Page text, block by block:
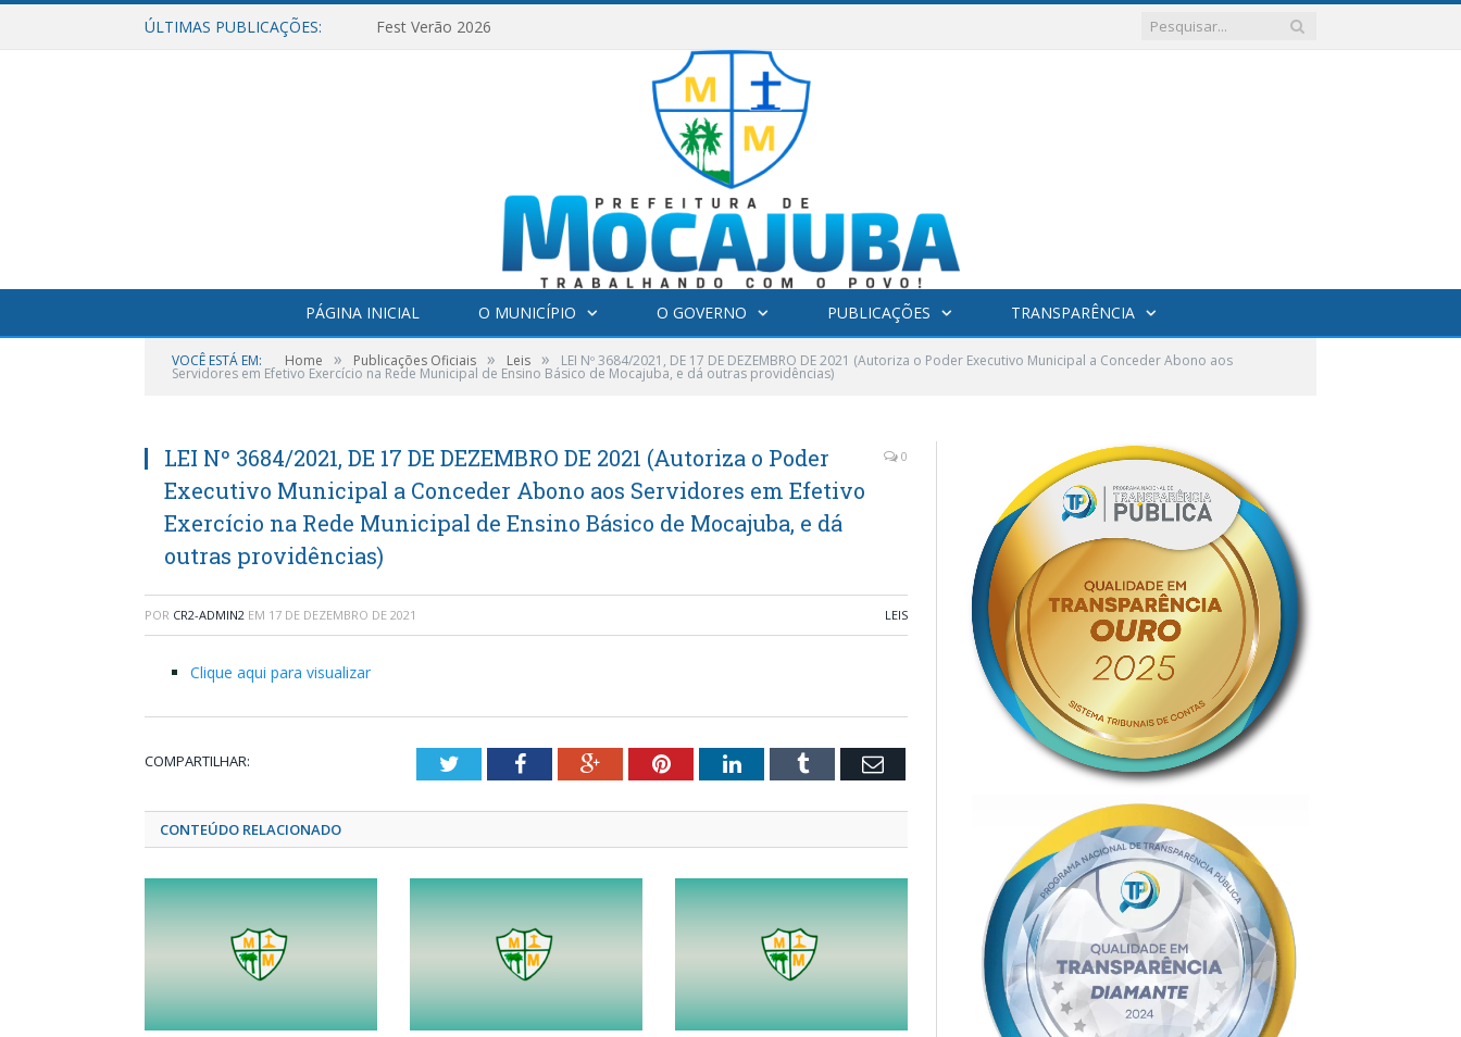
ÚLTIMAS PUBLICAÇÕES: Fest Verão 2026
PÁGINA INICIAL O MUNICÍPIO O GOVERNO PUBLICAÇÕES TRANSPARÊNCIA
VOCÊ ESTÁ EM: Home » Publicações Oficiais » Leis » LEI Nº 3684/2021, DE 17 DE DEZEMBRO DE 2021 (Autoriza o Poder Executivo Municipal a Conceder Abono aos
Servidores em Efetivo Exercício na Rede Municipal de Ensino Básico de Mocajuba, e dá outras providências)
LEI Nº 3684/2021, DE 17 DE DEZEMBRO DE 2021 (Autoriza o Poder
Executivo Municipal a Conceder Abono aos Servidores em Efetivo
Exercício na Rede Municipal de Ensino Básico de Mocajuba, e dá
outras providências)
0
POR CR2-ADMIN2 EM 17 DE DEZEMBRO DE 2021 LEIS
Clique aqui para visualizar
COMPARTILHAR: TwitterFacebookGoogle+PinterestLinkedInTumblr Email
CONTEÚDO RELACIONADO